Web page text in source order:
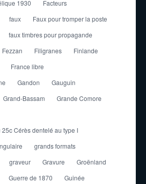
1930
Facteurs
faux
Faux pour tromper la poste
faux timbres pour propagande
Fezzan Filigranes
Finlande
France libre
Gandon
Gauguin
Grand-Bassam
Grande Comore
Cérès dentelé au type I
grands formats
graveur Gravure
Groënland
Guerre de 1870
Guinée